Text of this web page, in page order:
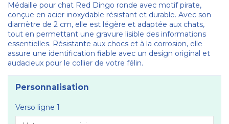
Médaille pour chat Red Dingo ronde avec motif pirate,
conçue en acier inoxydable résistant et durable. Avec son
diamètre de 2 cm, elle est légère et adaptée aux chats,
tout en permettant une gravure lisible des informations
essentielles. Résistante aux chocs et à la corrosion, elle
assure une identification fiable avec un design original et
audacieux pour le collier de votre félin.
Personnalisation
Verso ligne 1